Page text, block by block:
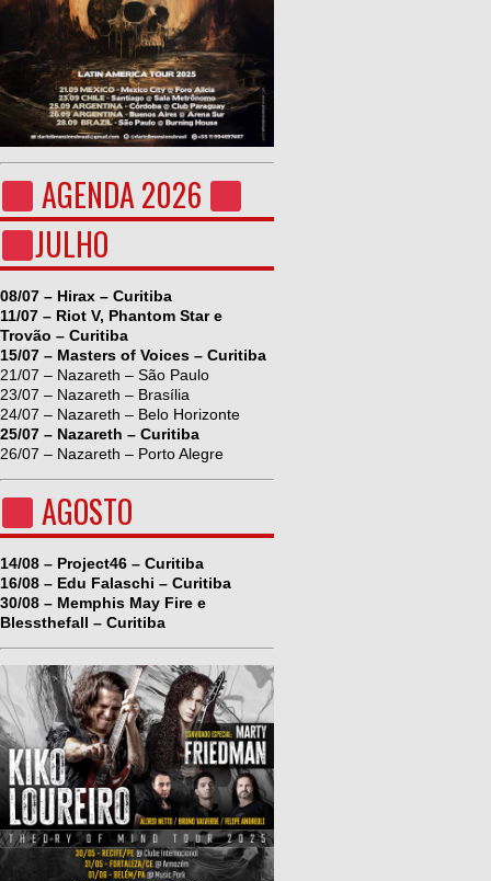
AGENDA 2026
JULHO
08/07 – Hirax – Curitiba
11/07 – Riot V, Phantom Star e
Trovão – Curitiba
15/07 – Masters of Voices – Curitiba
21/07 – Nazareth – São Paulo
23/07 – Nazareth – Brasília
24/07 – Nazareth – Belo Horizonte
25/07 – Nazareth – Curitiba
26/07 – Nazareth – Porto Alegre
AGOSTO
14/08 – Project46 – Curitiba
16/08 – Edu Falaschi – Curitiba
30/08 – Memphis May Fire e
Blessthefall – Curitiba